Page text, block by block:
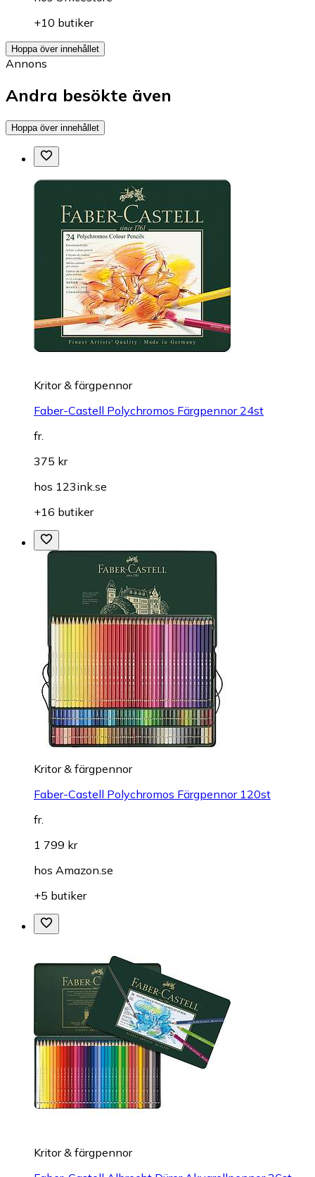
+10 butiker
Hoppa över innehållet
Annons
Andra besökte även
Hoppa över innehållet
Kritor & färgpennor
Faber-Castell Polychromos Färgpennor 24st
fr.
375 kr
hos 123ink.se
+16 butiker
Kritor & färgpennor
Faber-Castell Polychromos Färgpennor 120st
fr.
1 799 kr
hos Amazon.se
+5 butiker
Kritor & färgpennor